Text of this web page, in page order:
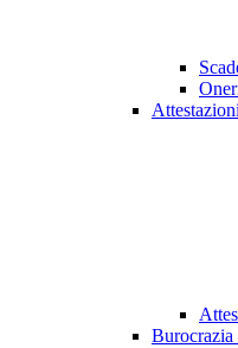
Burocrazia